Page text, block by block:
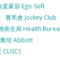
柔家居 Ego-Soft
賽馬會 Jockey Club
衛生局 Health
雅培 Abbott